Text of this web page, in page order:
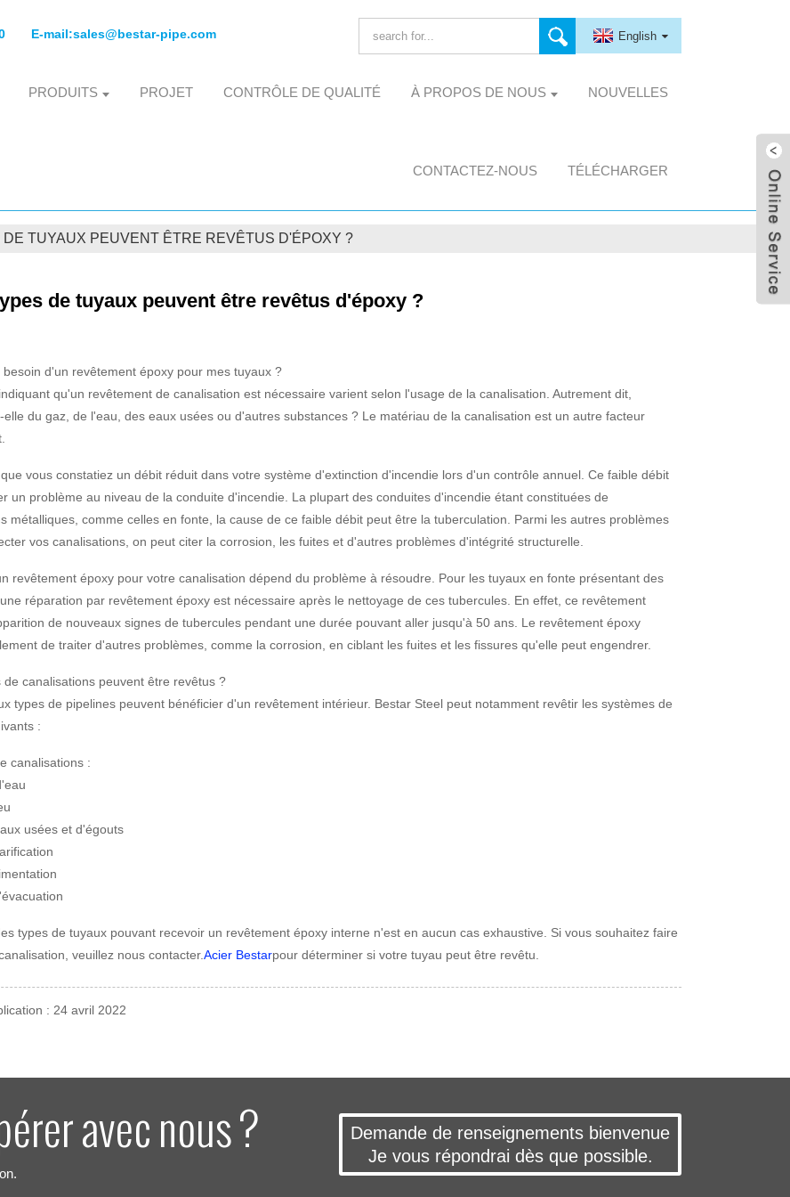
E-mail:sales@bestar-pipe.com English
PRODUITS PROJET CONTRÔLE DE QUALITÉ À PROPOS DE NOUS NOUVELLES
CONTACTEZ-NOUS TÉLÉCHARGER
TUYAUX PEUVENT ÊTRE REVÊTUS D'ÉPOXY ?
de tuyaux peuvent être revêtus d'époxy ?
d'un revêtement époxy pour mes tuyaux ?
qu'un revêtement de canalisation est nécessaire varient selon l'usage de la canalisation. Autrement dit,
du gaz, de l'eau, des eaux usées ou d'autres substances ? Le matériau de la canalisation est un autre facteur
vous constatiez un débit réduit dans votre système d'extinction d'incendie lors d'un contrôle annuel. Ce faible débit
un problème au niveau de la conduite d'incendie. La plupart des conduites d'incendie étant constituées de
métalliques, comme celles en fonte, la cause de ce faible débit peut être la tuberculation. Parmi les autres problèmes
vos canalisations, on peut citer la corrosion, les fuites et d'autres problèmes d'intégrité structurelle.
revêtement époxy pour votre canalisation dépend du problème à résoudre. Pour les tuyaux en fonte présentant des
réparation par revêtement époxy est nécessaire après le nettoyage de ces tubercules. En effet, ce revêtement
de nouveaux signes de tubercules pendant une durée pouvant aller jusqu'à 50 ans. Le revêtement époxy
de traiter d'autres problèmes, comme la corrosion, en ciblant les fuites et les fissures qu'elle peut engendrer.
de canalisations peuvent être revêtus ?
types de pipelines peuvent bénéficier d'un revêtement intérieur. Bestar Steel peut notamment revêtir les systèmes de
:
canalisations :
usées et d'égouts
types de tuyaux pouvant recevoir un revêtement époxy interne n'est en aucun cas exhaustive. Si vous souhaitez faire
veuillez nous contacter.Acier Bestarpour déterminer si votre tuyau peut être revêtu.
: 24 avril 2022
avec nous ?
Demande de renseignements bienvenue
Je vous répondrai dès que possible.